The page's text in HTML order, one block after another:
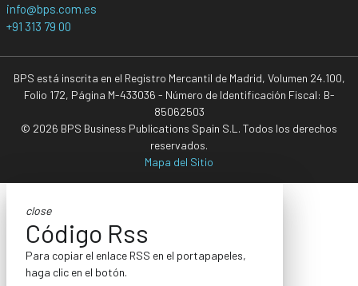
info@bps.com.es
+91 313 79 00
BPS está inscrita en el Registro Mercantil de Madrid, Volumen 24.100,
Folio 172, Página M-433036 - Número de Identificación Fiscal: B-
85062503
© 2026 BPS Business Publications Spain S.L. Todos los derechos
reservados.
Mapa del Sitio
close
Código Rss
Para copiar el enlace RSS en el portapapeles,
haga clic en el botón.